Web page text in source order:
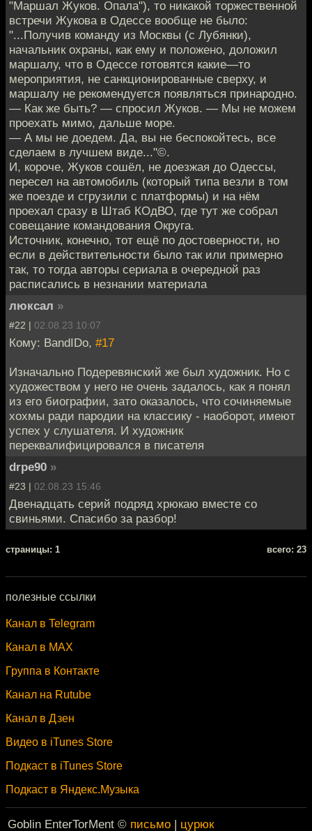
"Маршал Жуков. Опала"), то никакой торжественной
встречи Жукова в Одессе вообще не было:
"...Получив команду из Москвы (с Лубянки),
начальник охраны, как ему и положено, доложил
маршалу, что в Одессе готовятся какие—то
мероприятия, не санкционированные сверху, и
маршалу не рекомендуется появляться принародно.
— Как же быть? — спросил Жуков. — Мы не можем
проехать мимо, дальше море.
— А мы не доедем. Да, вы не беспокойтесь, все
сделаем в лучшем виде..."©.
И, короче, Жуков сошёл, не доезжая до Одессы,
пересел на автомобиль (который типа везли в том
же поезде и сгрузили с платформы) и на нём
проехал сразу в Штаб КОдВО, где тут же собрал
совещание командования Округа.
Источник, конечно, тот ещё по достоверности, но
если в действительности было так или примерно
так, то тогда авторы сериала в очередной раз
расписались в незнании материала
люксал »
#22 | 02.08.23 10:07
Кому: BandIDo, #17
Изначально Подеревянский же был художник. Но с
художеством у него не очень задалось, как я понял
из его биографии, зато оказалось, что сочиняемые
хохмы ради пародии на классику - наоборот, имеют
успех у слушателя. И художник
переквалифицировался в писателя
drpe90 »
#23 | 02.08.23 15:46
Двенадцать серий подряд хрюкаю вместе со
свиньями. Спасибо за разбор!
cтраницы: 1 всего: 23
полезные ссылки
Канал в Telegram
Канал в MAX
Группа в Контакте
Канал на Rutube
Канал в Дзен
Видео в iTunes Store
Подкаст в iTunes Store
Подкаст в Яндекс.Музыка
Goblin EnterTorMent © письмо | цурюк